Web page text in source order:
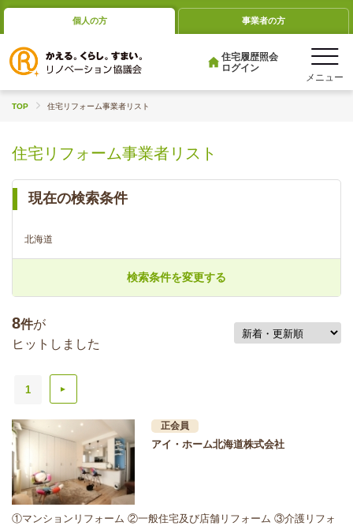
個人の方 事業者の方
住宅履歴照会
ログイン
TOP 住宅リフォーム事業者リスト
住宅リフォーム事業者リスト
現在の検索条件
北海道
検索条件を変更する
8件が
ヒットしました
1 ▲
正会員
アイ・ホーム北海道株式会社
①マンションリフォーム ②一般住宅及び店舗リフォーム ③介護リフォ